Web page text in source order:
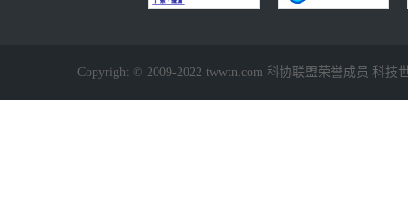
Copyright © 2009-2022 twwtn.com 科协联盟荣誉成员 科